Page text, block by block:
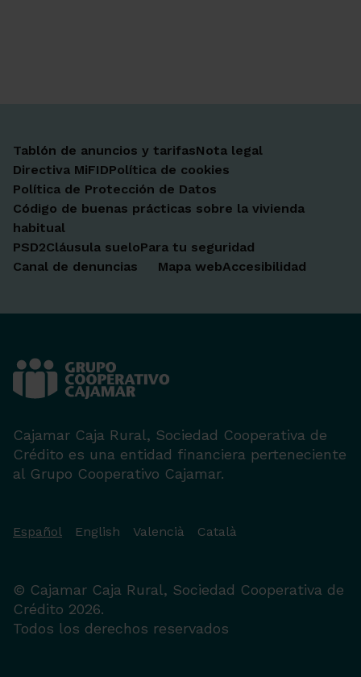
Tablón de anuncios y tarifasNota legal
Directiva MiFIDPolítica de cookies
Política de Protección de Datos
Código de buenas prácticas sobre la vivienda
habitual
PSD2Cláusula sueloPara tu seguridad
Canal de denuncias
Mapa webAccesibilidad
Cajamar Caja Rural, Sociedad Cooperativa de
Crédito es una entidad financiera perteneciente
al Grupo Cooperativo Cajamar.
Español English Valencià Català
© Cajamar Caja Rural, Sociedad Cooperativa de
Crédito 2026.
Todos los derechos reservados